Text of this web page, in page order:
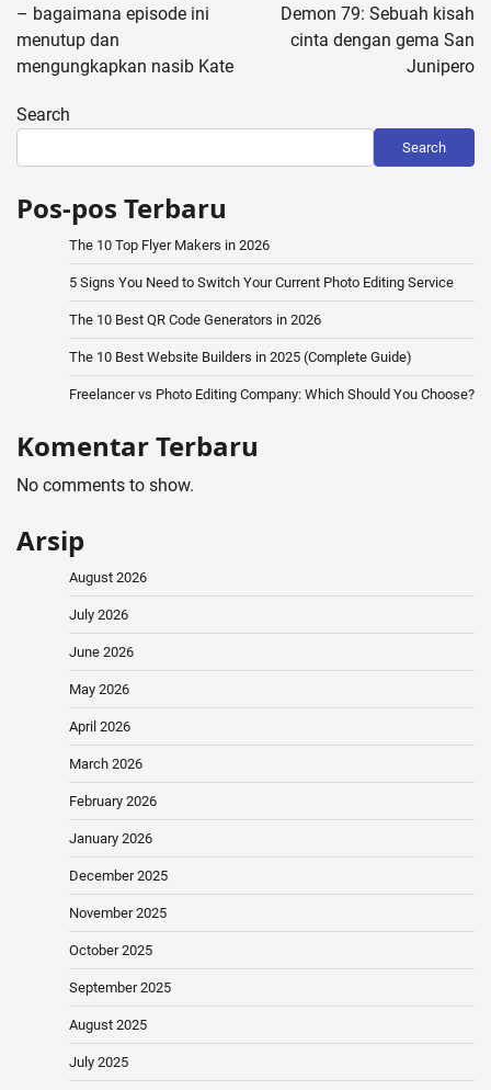
– bagaimana episode ini
menutup dan
mengungkapkan nasib Kate
Demon 79: Sebuah kisah
cinta dengan gema San
Junipero
Search
Search
Pos-pos Terbaru
The 10 Top Flyer Makers in 2026
5 Signs You Need to Switch Your Current Photo Editing Service
The 10 Best QR Code Generators in 2026
The 10 Best Website Builders in 2025 (Complete Guide)
Freelancer vs Photo Editing Company: Which Should You Choose?
Komentar Terbaru
No comments to show.
Arsip
August 2026
July 2026
June 2026
May 2026
April 2026
March 2026
February 2026
January 2026
December 2025
November 2025
October 2025
September 2025
August 2025
July 2025